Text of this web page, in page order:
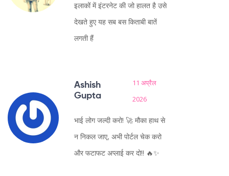
इलाकों में इंटरनेट की जो हालत है उसे
देखते हुए यह सब बस किताबी बातें
लगती हैं
Ashish
Gupta
11 अप्रैल
2026
भाई लोग जल्दी करो! 🚀 मौका हाथ से
न निकल जाए, अभी पोर्टल चेक करो
और फटाफट अप्लाई कर दो!! 🔥✨